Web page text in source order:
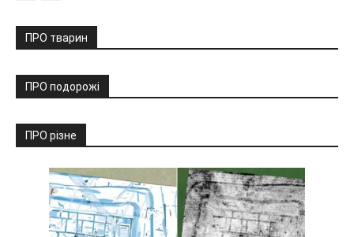
ПРО тварин
ПРО подорожі
ПРО різне